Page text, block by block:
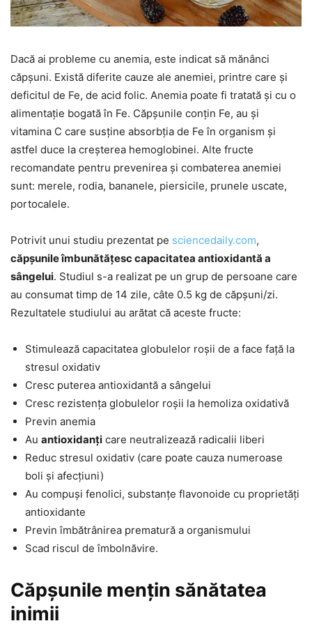
Dacă ai probleme cu anemia, este indicat să mănânci
căpșuni. Există diferite cauze ale anemiei, printre care și
deficitul de Fe, de acid folic. Anemia poate fi tratată și cu o
alimentație bogată în Fe. Căpșunile conțin Fe, au și
vitamina C care susține absorbția de Fe în organism și
astfel duce la creșterea hemoglobinei. Alte fructe
recomandate pentru prevenirea și combaterea anemiei
sunt: merele, rodia, bananele, piersicile, prunele uscate,
portocalele.
Potrivit unui studiu prezentat pe sciencedaily.com,
căpșunile îmbunătățesc capacitatea antioxidantă a
sângelui. Studiul s-a realizat pe un grup de persoane care
au consumat timp de 14 zile, câte 0.5 kg de căpșuni/zi.
Rezultatele studiului au arătat că aceste fructe:
Stimulează capacitatea globulelor roșii de a face față la
stresul oxidativ
Cresc puterea antioxidantă a sângelui
Cresc rezistența globulelor roșii la hemoliza oxidativă
Previn anemia
Au antioxidanți care neutralizează radicalii liberi
Reduc stresul oxidativ (care poate cauza numeroase
boli și afecțiuni)
Au compuși fenolici, substanțe flavonoide cu proprietăți
antioxidante
Previn îmbătrânirea prematură a organismului
Scad riscul de îmbolnăvire.
Căpșunile mențin sănătatea
inimii